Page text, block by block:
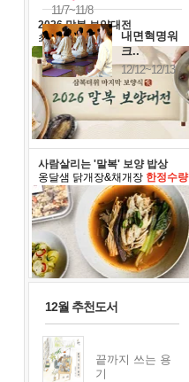
11/7~11/8
내면혁명워
크..
12/12~12/13
2026 말복 보양대전
최대74%할인
사람살리는 '말복' 보양 밥상
옹달샘 닭개장&채개장 한정수량
12월 추천도서
끝까지 쓰는 용
기